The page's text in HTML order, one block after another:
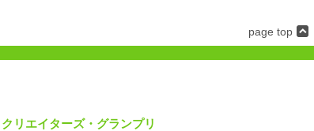
page top
クリエイターズ・グランプリ